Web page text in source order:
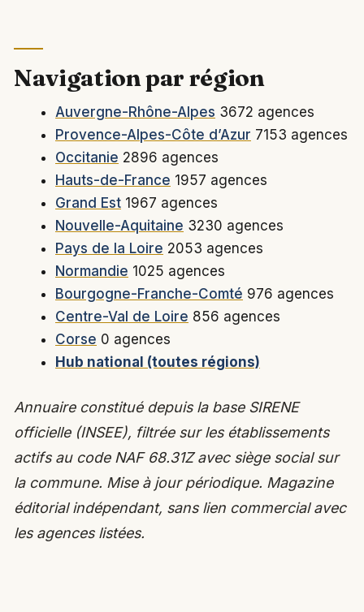
Navigation par région
Auvergne-Rhône-Alpes 3672 agences
Provence-Alpes-Côte d’Azur 7153 agences
Occitanie 2896 agences
Hauts-de-France 1957 agences
Grand Est 1967 agences
Nouvelle-Aquitaine 3230 agences
Pays de la Loire 2053 agences
Normandie 1025 agences
Bourgogne-Franche-Comté 976 agences
Centre-Val de Loire 856 agences
Corse 0 agences
Hub national (toutes régions)
Annuaire constitué depuis la base SIRENE
officielle (INSEE), filtrée sur les établissements
actifs au code NAF 68.31Z avec siège social sur
la commune. Mise à jour périodique. Magazine
éditorial indépendant, sans lien commercial avec
les agences listées.